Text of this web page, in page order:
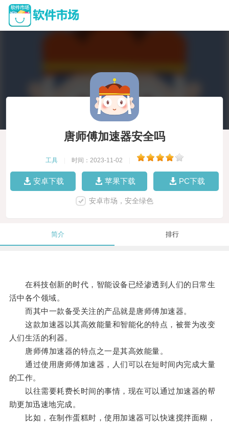
唐师傅加速器安全吗
工具 时间：2023-11-02
安卓下载 苹果下载 PC下载
安卓市场，安全绿色
简介 排行
在科技创新的时代，智能设备已经渗透到人们的日常生
活中各个领域。
而其中一款备受关注的产品就是唐师傅加速器。
这款加速器以其高效能量和智能化的特点，被誉为改变
人们生活的利器。
唐师傅加速器的特点之一是其高效能量。
通过使用唐师傅加速器，人们可以在短时间内完成大量
的工作。
以往需要耗费长时间的事情，现在可以通过加速器的帮
助更加迅速地完成。
比如，在制作蛋糕时，使用加速器可以快速搅拌面糊，